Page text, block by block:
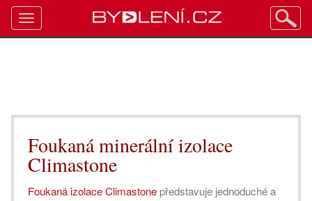
Foukaná minerální izolace
Climastone
Foukaná izolace Climastone představuje jednoduché a
Toggle
navigation